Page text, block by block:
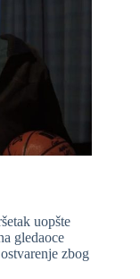
uopšte
gledaoce
zbog